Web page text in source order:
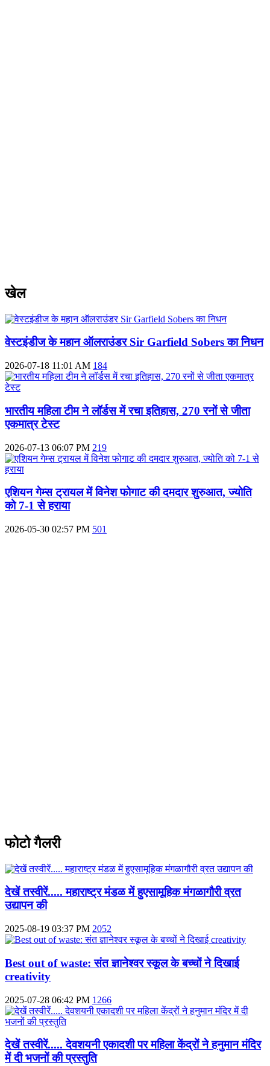
खेल
वेस्टइंडीज के महान ऑलराउंडर Sir Garfield Sobers का निधन
2026-07-18 11:01 AM 184
भारतीय महिला टीम ने लॉर्डस में रचा इतिहास, 270 रनों से जीता
एकमात्र टेस्ट
2026-07-13 06:07 PM 219
एशियन गेम्स ट्रायल में विनेश फोगाट की दमदार शुरुआत, ज्योति
को 7-1 से हराया
2026-05-30 02:57 PM 501
फोटो गैलरी
देखें तस्वीरें..... महाराष्ट्र मंडळ में हुएसामूहिक मंगळागौरी व्रत
उद्यापन की
2025-08-19 03:37 PM 2052
Best out of waste: संत ज्ञानेश्वर स्कूल के बच्चों ने दिखाई
creativity
2025-07-28 06:42 PM 1266
देखें तस्वीरें..... देवशयनी एकादशी पर महिला केंद्रों ने हनुमान मंदिर
में दी भजनों की प्रस्तुति